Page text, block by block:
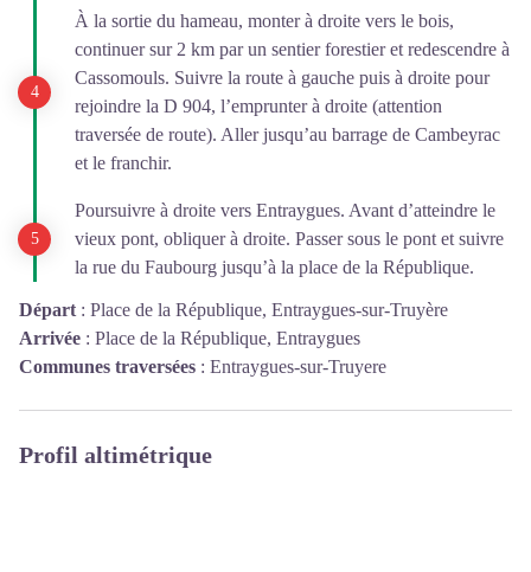
À la sortie du hameau, monter à droite vers le bois,
continuer sur 2 km par un sentier forestier et redescendre à
Cassomouls. Suivre la route à gauche puis à droite pour
rejoindre la D 904, l’emprunter à droite (attention
traversée de route). Aller jusqu’au barrage de Cambeyrac
et le franchir.
Poursuivre à droite vers Entraygues. Avant d’atteindre le
vieux pont, obliquer à droite. Passer sous le pont et suivre
la rue du Faubourg jusqu’à la place de la République.
Départ : Place de la République, Entraygues-sur-Truyère
Arrivée : Place de la République, Entraygues
Communes traversées : Entraygues-sur-Truyere
Profil altimétrique